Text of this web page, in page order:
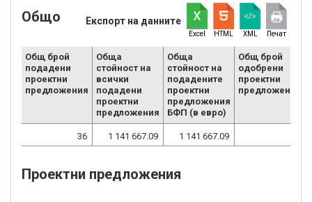
Общо Експорт на данните
Excel HTML XML Печат
Общ брой
подадени
проектни
предложения
Обща
стойност на
всички
подадени
проектни
предложения
Обща
стойност на
подадените
проектни
предложения
БФП (в евро)
Общ брой
одобрени
проектни
предложения
36 1 141 667.09 1 141 667.09
Проектни предложения